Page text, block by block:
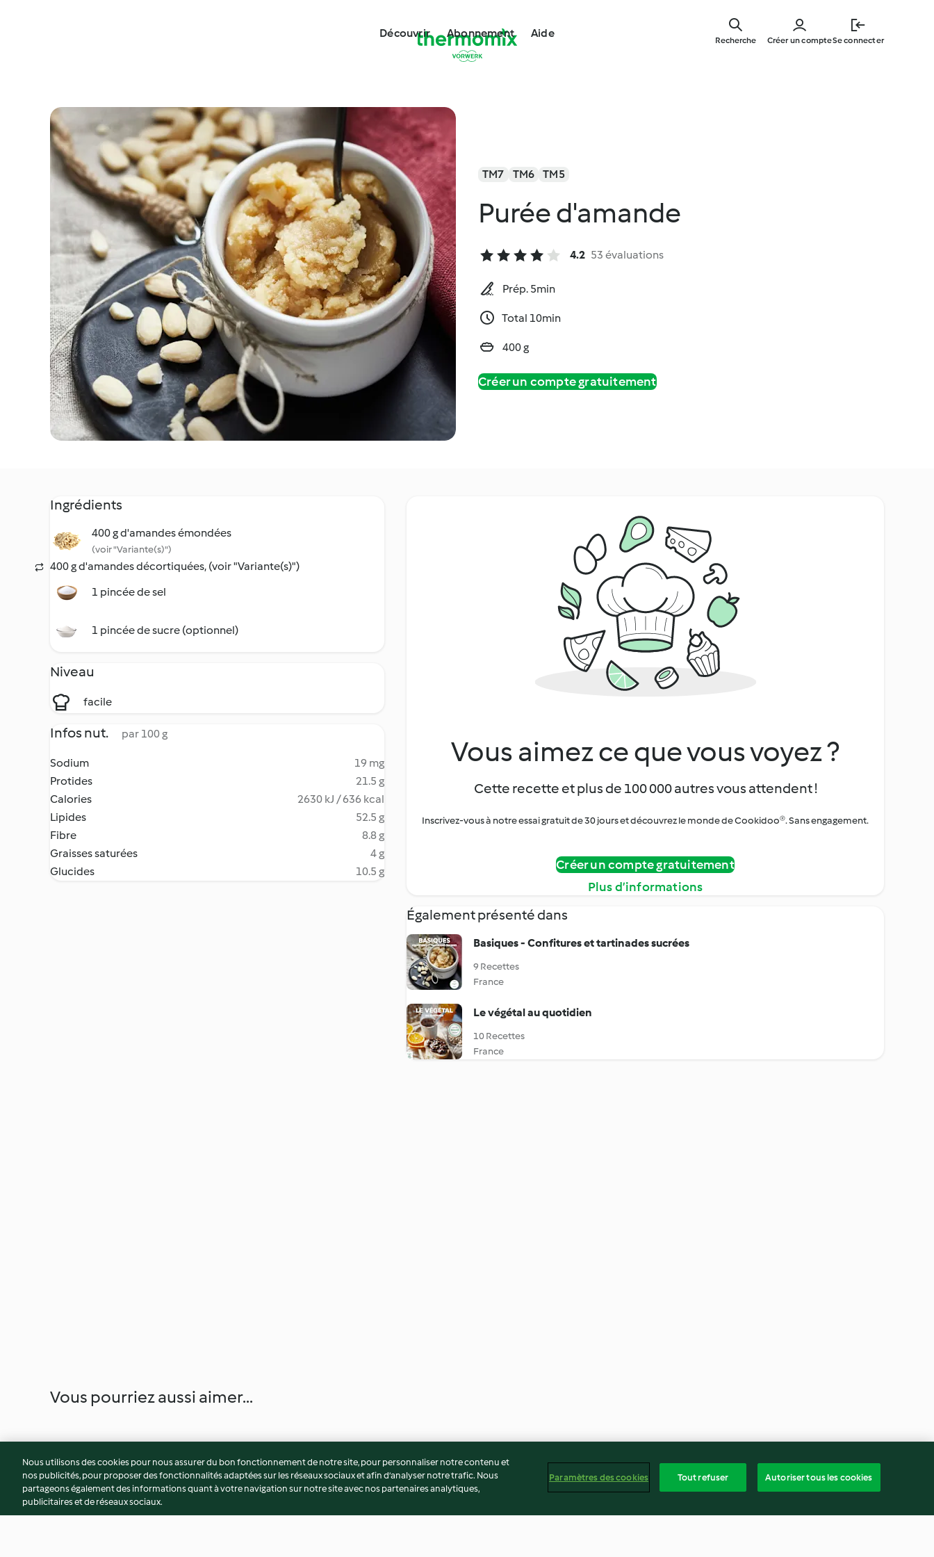
main
Découvrir Abonnement Aide
Créer un compteSe connecter
Recherche
TM7 TM6 TM5
Purée d'amande
4.2 53 évaluations
Prép. 5min
Total 10min
400 g
Créer un compte gratuitement
Ingrédients
400 g d'amandes émondées
(voir "Variante(s)")
400 g d'amandes décortiquées, (voir "Variante(s)")
1 pincée de sel
1 pincée de sucre (optionnel)
Niveau
facile
Infos nut. par 100 g
Sodium
19 mg
Protides
21.5 g
Calories
2630 kJ / 636 kcal
Lipides
52.5 g
Fibre
8.8 g
Graisses saturées
4 g
Glucides
10.5 g
Vous aimez ce que vous voyez ?
Cette recette et plus de 100 000 autres vous attendent !
Inscrivez-vous à notre essai gratuit de 30 jours et découvrez le monde de Cookidoo®. Sans engagement.
Créer un compte gratuitement
Plus d’informations
Également présenté dans
Basiques - Confitures et tartinades sucrées
9 Recettes
France
Le végétal au quotidien
10 Recettes
France
Vous pourriez aussi aimer...
Nous utilisons des cookies pour nous assurer du bon fonctionnement de notre site, pour personnaliser notre contenu et
nos publicités, pour proposer des fonctionnalités adaptées sur les réseaux sociaux et afin d’analyser notre trafic. Nous
partageons également des informations quant à votre navigation sur notre site avec nos partenaires analytiques,
publicitaires et de réseaux sociaux.
Paramètres des cookies Tout refuser Autoriser tous les cookies